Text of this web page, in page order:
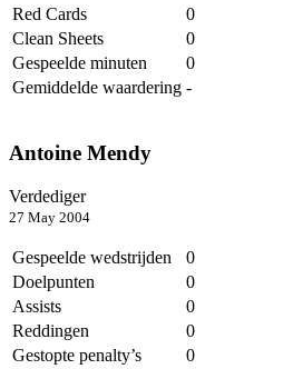
Red Cards
0
Clean Sheets
0
Gespeelde minuten
0
Gemiddelde waardering -
Antoine Mendy
Verdediger
27 May 2004
Gespeelde wedstrijden
0
Doelpunten
0
Assists
0
Reddingen
0
Gestopte penalty’s
0